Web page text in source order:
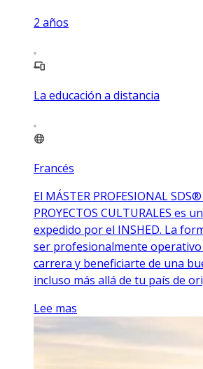
2 años
La educación a distancia
Francés
El MÁSTER PROFESIONAL
PROYECTOS CULTURALES es
expedido por el INSHED. La
ser profesionalmente operativo
carrera y beneficiarte de una
incluso más allá de tu país de
Lee mas